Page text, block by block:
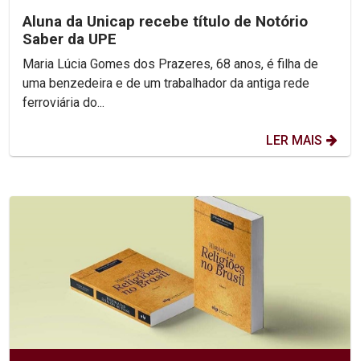
Aluna da Unicap recebe título de Notório
Saber da UPE
Maria Lúcia Gomes dos Prazeres, 68 anos, é filha de
uma benzedeira e de um trabalhador da antiga rede
ferroviária do...
LER MAIS